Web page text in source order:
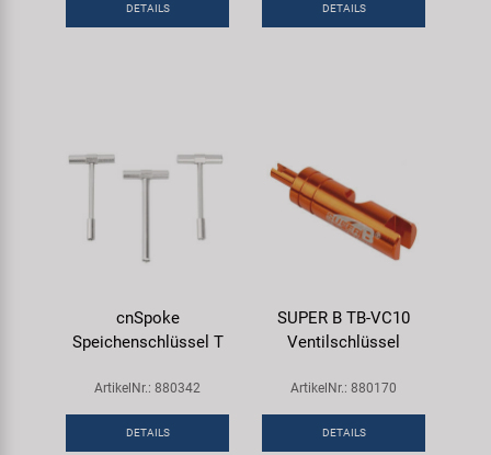
DETAILS DETAILS
cnSpoke
Speichenschlüssel T
ArtikelNr.: 880342
DETAILS
SUPER B TB-VC10
Ventilschlüssel
ArtikelNr.: 880170
DETAILS